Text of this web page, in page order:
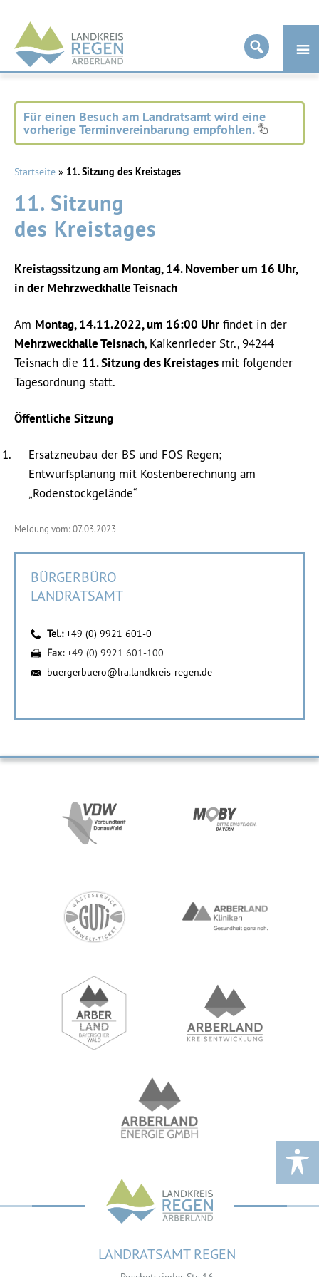
Landkreis
Regen
Für einen Besuch am Landratsamt wird eine
vorherige Terminvereinbarung empfohlen.
Startseite » 11. Sitzung des Kreistages
11. Sitzung
des Kreistages
Kreistagssitzung am Montag, 14. November um 16 Uhr,
in der Mehrzweckhalle Teisnach
Am Montag, 14.11.2022, um 16:00 Uhr findet in der
Mehrzweckhalle Teisnach, Kaikenrieder Str., 94244
Teisnach die 11. Sitzung des Kreistages mit folgender
Tagesordnung statt.
Öffentliche Sitzung
Ersatzneubau der BS und FOS Regen;
Entwurfsplanung mit Kostenberechnung am
„Rodenstockgelände“
Meldung vom: 07.03.2023
BÜRGERBÜRO
LANDRATSAMT
Tel.:+49 (0) 9921 601-0
Fax:+49 (0) 9921 601-100
buergerbuero@lra.landkreis-regen.de
LANDRATSAMT REGEN